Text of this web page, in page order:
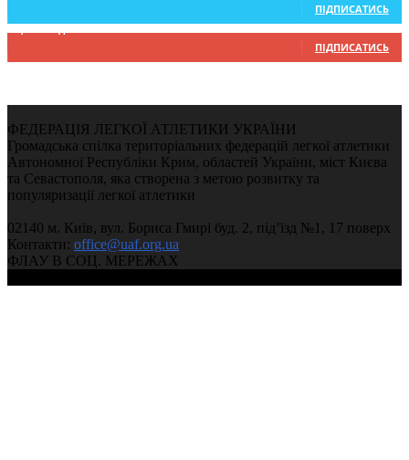
ПІДПИСАТИСЬ
9,370 Підписників
ПІДПИСАТИСЬ
ФЕДЕРАЦІЯ ЛЕГКОЇ АТЛЕТИКИ УКРАЇНИ
Громадська спілка територіальних федерацій легкої атлетики
Автономної Республіки Крим, областей України, міст Києва
та Севастополя, яка створена з метою розвитку та
популяризації легкої атлетики
02140 м. Київ, вул. Бориса Гмирі буд. 2, під’їзд №1, 17 поверх
Контакти: office@uaf.org.ua
ФЛАУ В СОЦ. МЕРЕЖАХ